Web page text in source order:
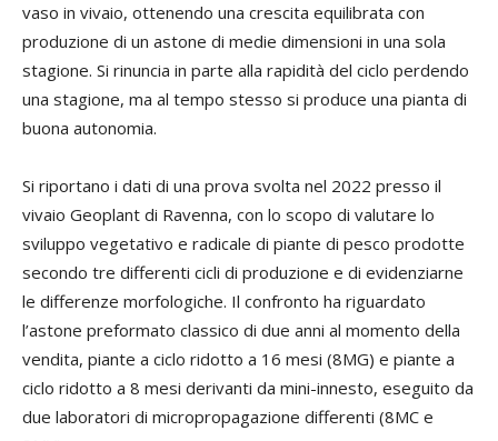
vaso in vivaio, ottenendo una crescita equilibrata con
produzione di un astone di medie dimensioni in una sola
stagione. Si rinuncia in parte alla rapidità del ciclo perdendo
una stagione, ma al tempo stesso si produce una pianta di
buona autonomia.
Si riportano i dati di una prova svolta nel 2022 presso il
vivaio Geoplant di Ravenna, con lo scopo di valutare lo
sviluppo vegetativo e radicale di piante di pesco prodotte
secondo tre differenti cicli di produzione e di evidenziarne
le differenze morfologiche. Il confronto ha riguardato
l’astone preformato classico di due anni al momento della
vendita, piante a ciclo ridotto a 16 mesi (8MG) e piante a
ciclo ridotto a 8 mesi derivanti da mini-innesto, eseguito da
due laboratori di micropropagazione differenti (8MC e